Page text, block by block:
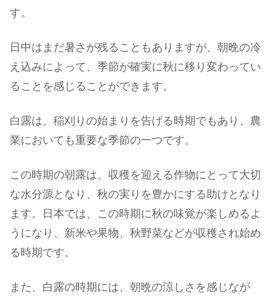
す。
日中はまだ暑さが残ることもありますが、朝晩の冷
え込みによって、季節が確実に秋に移り変わってい
ることを感じることができます。
白露は、稲刈りの始まりを告げる時期でもあり、農
業においても重要な季節の一つです。
この時期の朝露は、収穫を迎える作物にとって大切
な水分源となり、秋の実りを豊かにする助けとなり
ます。日本では、この時期に秋の味覚が楽しめるよ
うになり、新米や果物、秋野菜などが収穫され始め
る時期です。
また、白露の時期には、朝晩の涼しさを感じなが